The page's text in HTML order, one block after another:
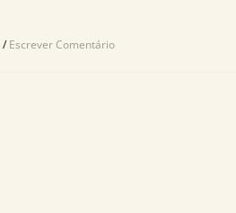
/Escrever Comentário